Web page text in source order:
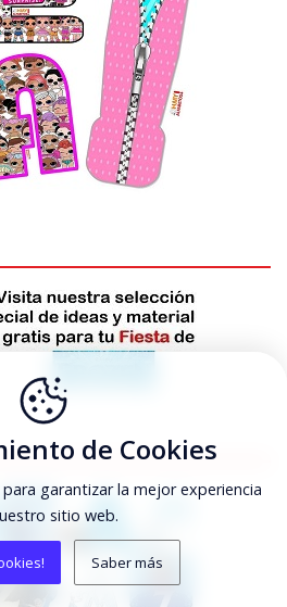
de Cookies
garantizar la mejor experiencia
sitio web.
Saber más